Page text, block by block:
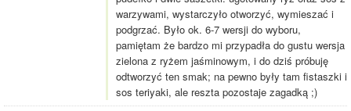
warzywami, wystarczyło otworzyć, wymieszać i
podgrzać. Było ok. 6-7 wersji do wyboru,
pamiętam że bardzo mi przypadła do gustu wersja
zielona z ryżem jaśminowym, i do dziś próbuję
odtworzyć ten smak; na pewno były tam fistaszki i
sos teriyaki, ale reszta pozostaje zagadką ;)